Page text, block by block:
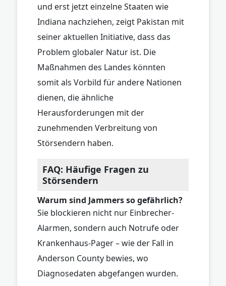
und erst jetzt einzelne Staaten wie
Indiana nachziehen, zeigt Pakistan mit
seiner aktuellen Initiative, dass das
Problem globaler Natur ist. Die
Maßnahmen des Landes könnten
somit als Vorbild für andere Nationen
dienen, die ähnliche
Herausforderungen mit der
zunehmenden Verbreitung von
Störsendern haben.
FAQ: Häufige Fragen zu
Störsendern
Warum sind Jammers so gefährlich?
Sie blockieren nicht nur Einbrecher-
Alarmen, sondern auch Notrufe oder
Krankenhaus-Pager – wie der Fall in
Anderson County bewies, wo
Diagnosedaten abgefangen wurden.